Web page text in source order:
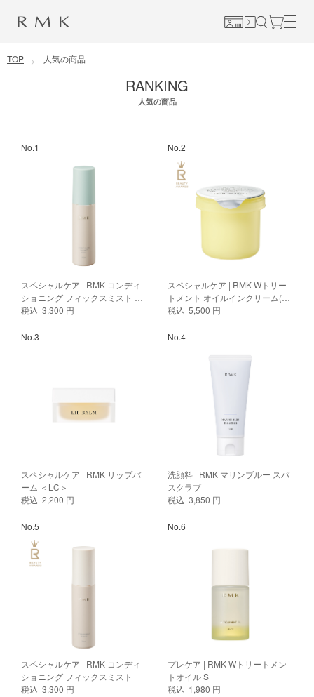
コンテンツに移動
TOP 人気の商品
RANKING
人気の商品
No.1
スペシャルケア | RMK コンディ
ショニング フィックスミスト ク
ール
税込 3,300 円
No.2
スペシャルケア | RMK Wトリー
トメント オイルインクリーム(レ
フィル)
税込 5,500 円
No.3
スペシャルケア | RMK リップバ
ーム ＜LC＞
税込 2,200 円
No.4
洗顔料 | RMK マリンブルー スパ
スクラブ
税込 3,850 円
No.5
スペシャルケア | RMK コンディ
ショニング フィックスミスト
税込 3,300 円
No.6
プレケア | RMK Wトリートメン
トオイル S
税込 1,980 円